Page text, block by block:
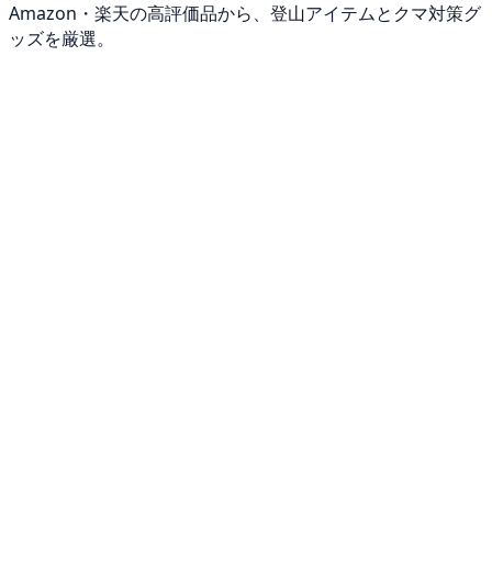
Amazon・楽天の高評価品から、登山アイテムとクマ対策グ
ッズを厳選。